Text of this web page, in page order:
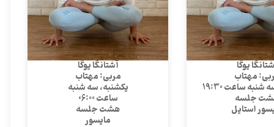
یوگا
مهتاب
ساعت 19:30
جلسه
استایل
آشتانگا یوگا
مربی: مهتاب
یکشنبه، سه شنبه
ساعت 06:00
هشت جلسه
مایسور